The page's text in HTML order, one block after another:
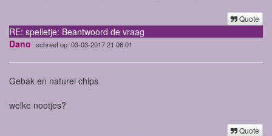
Quote
RE: spelletje: Beantwoord de vraag
Dano schreef op: 03-03-2017 21:06:01
Gebak en naturel chips
welke nootjes?
Quote